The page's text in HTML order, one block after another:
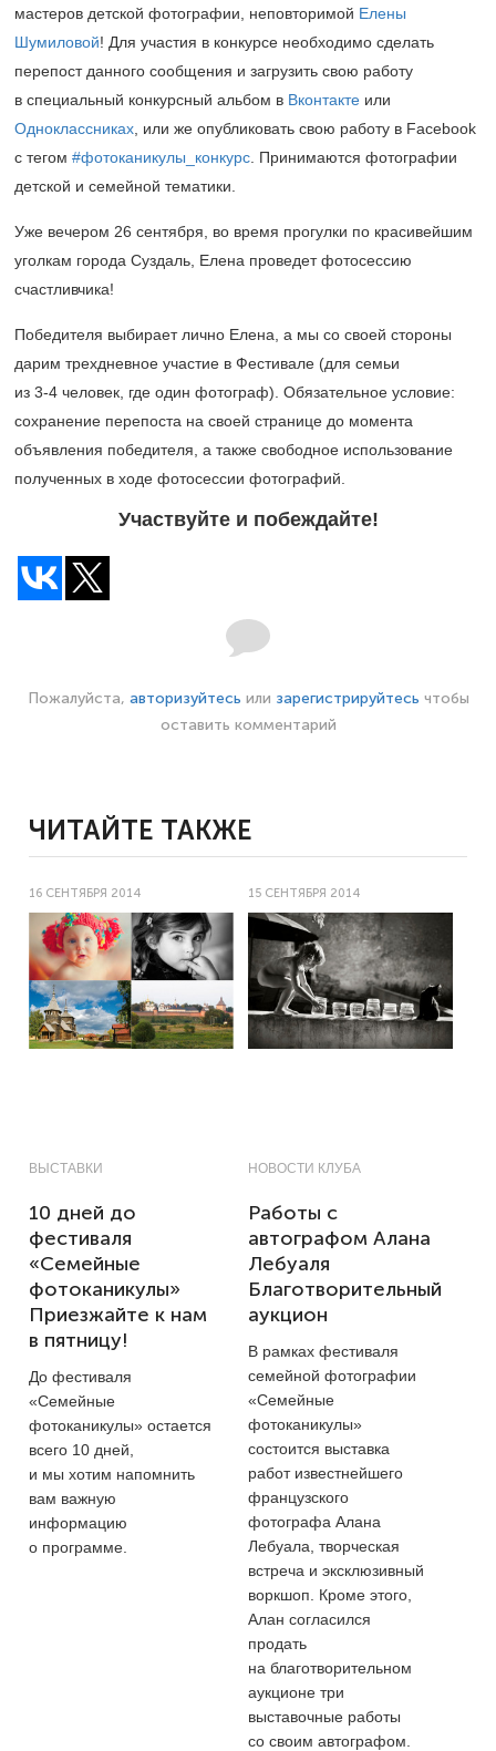
мастеров детской фотографии, неповторимой Елены
Шумиловой! Для участия в конкурсе необходимо сделать
перепост данного сообщения и загрузить свою работу
в специальный конкурсный альбом в Вконтакте или
Одноклассниках , или же опубликовать свою работу в Facebook
c тегом #фотоканикулы_конкурс . Принимаются фотографии
детской и семейной тематики.
Уже вечером 26 сентября, во время прогулки по красивейшим
уголкам города Суздаль, Елена проведет фотосессию
счастливчика!
Победителя выбирает лично Елена, а мы со своей стороны
дарим трехдневное участие в Фестивале (для семьи
из 3-4 человек, где один фотограф). Обязательное условие:
сохранение перепоста на своей странице до момента
объявления победителя, а также свободное использование
полученных в ходе фотосессии фотографий.
Участвуйте и побеждайте!
Пожалуйста, авторизуйтесь или зарегистрируйтесь чтобы
оставить комментарий
ЧИТАЙТЕ ТАКЖЕ
16 СЕНТЯБРЯ 2014
ВЫСТАВКИ
10 дней до
фестиваля
«Семейные
фотоканикулы»
Приезжайте к нам
в пятницу!
До фестиваля
«Семейные
фотоканикулы» остается
всего 10 дней,
и мы хотим напомнить
вам важную
информацию
о программе.
15 СЕНТЯБРЯ 2014
НОВОСТИ КЛУБА
Работы с
автографом Алана
Лебуаля
Благотворительный
аукцион
В рамках фестиваля
семейной фотографии
«Семейные
фотоканикулы»
состоится выставка
работ известнейшего
французского
фотографа Алана
Лебуала, творческая
встреча и эксклюзивный
воркшоп. Кроме этого,
Алан согласился
продать
на благотворительном
аукционе три
выставочные работы
со своим автографом.